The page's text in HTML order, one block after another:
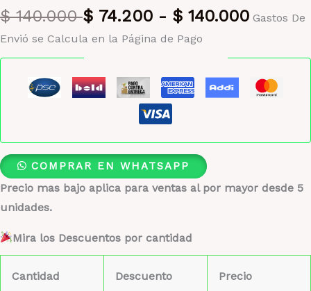
$140.000 $ 74.200 - $ 140.000 Gastos De
Envió se Calcula en la Página de Pago
COMPRAR EN WHATSAPP
Precio mas bajo aplica para ventas al por mayor desde 5
unidades.
Mira los Descuentos por cantidad
Cantidad Descuento Precio